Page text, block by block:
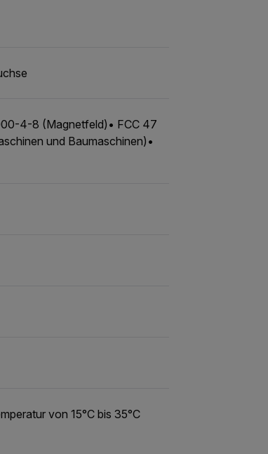
4-8 (Magnetfeld)• FCC 47
und Baumaschinen)•
von 15°C bis 35°C